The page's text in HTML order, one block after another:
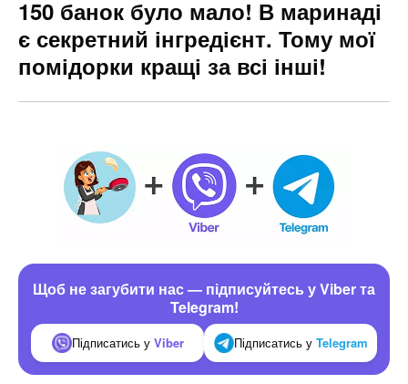
150 банок було мало! В маринаді
є секретний інгредієнт. Тому мої
помідорки кращі за всі інші!
Щоб не загубити нас — підписуйтесь у Viber та
Telegram!
Підписатись у Viber Підписатись у Telegram